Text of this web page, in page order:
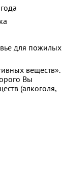
для пожилых
веществ».
Вы
(алкоголя,